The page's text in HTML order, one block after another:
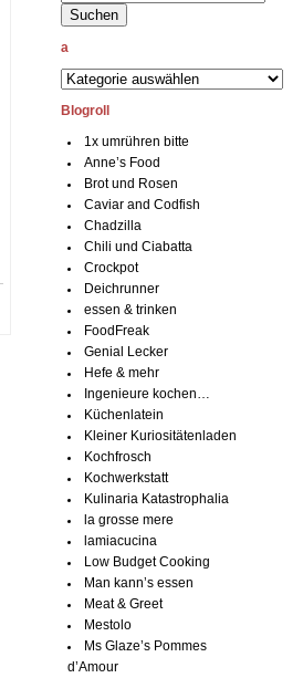
a
Blogroll
1x umrühren bitte
Anne’s Food
Brot und Rosen
Caviar and Codfish
Chadzilla
Chili und Ciabatta
Crockpot
Deichrunner
essen & trinken
FoodFreak
Genial Lecker
Hefe & mehr
Ingenieure kochen…
Küchenlatein
Kleiner Kuriositätenladen
Kochfrosch
Kochwerkstatt
Kulinaria Katastrophalia
la grosse mere
lamiacucina
Low Budget Cooking
Man kann’s essen
Meat & Greet
Mestolo
Ms Glaze’s Pommes
d’Amour